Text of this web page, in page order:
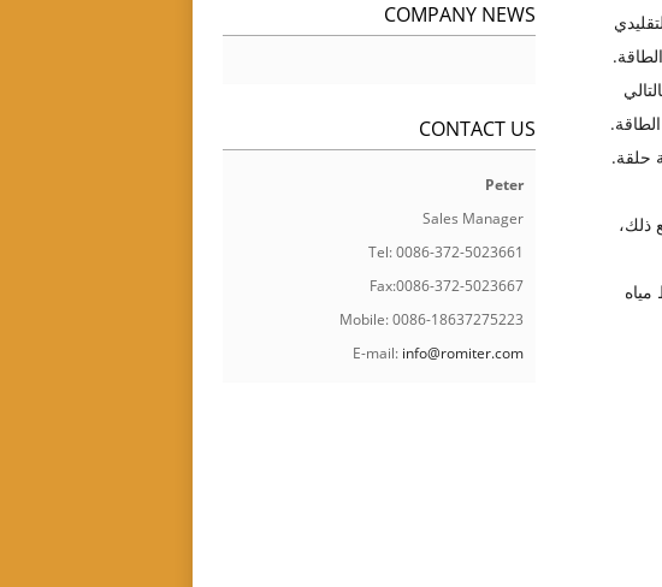
حلقة.
ذلك،
COMPANY NEWS
CONTACT US
Peter
Sales Manager
Tel: 0086-372-5023661
Fax:0086-372-5023667
Mobile: 0086-18637275223
E-mail: info@romiter.com